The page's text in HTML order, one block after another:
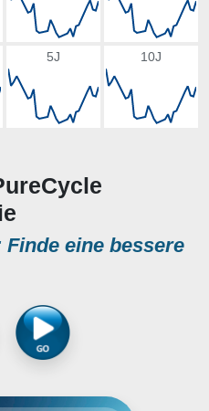
5J 10J
eine bessere